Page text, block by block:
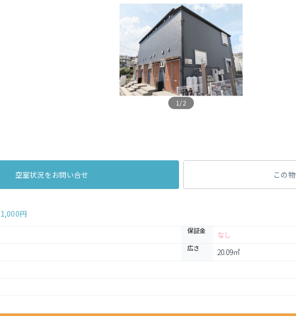
1/2
空室状況をお問い合せ この
円
保証金 なし
広さ 20.09㎡